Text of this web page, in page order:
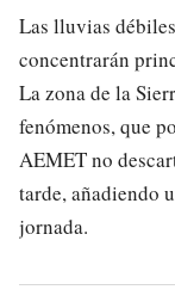
Las lluvias
concentrarán
La zona de la
fenómenos, que
AEMET no
tarde, añadiendo
jornada.